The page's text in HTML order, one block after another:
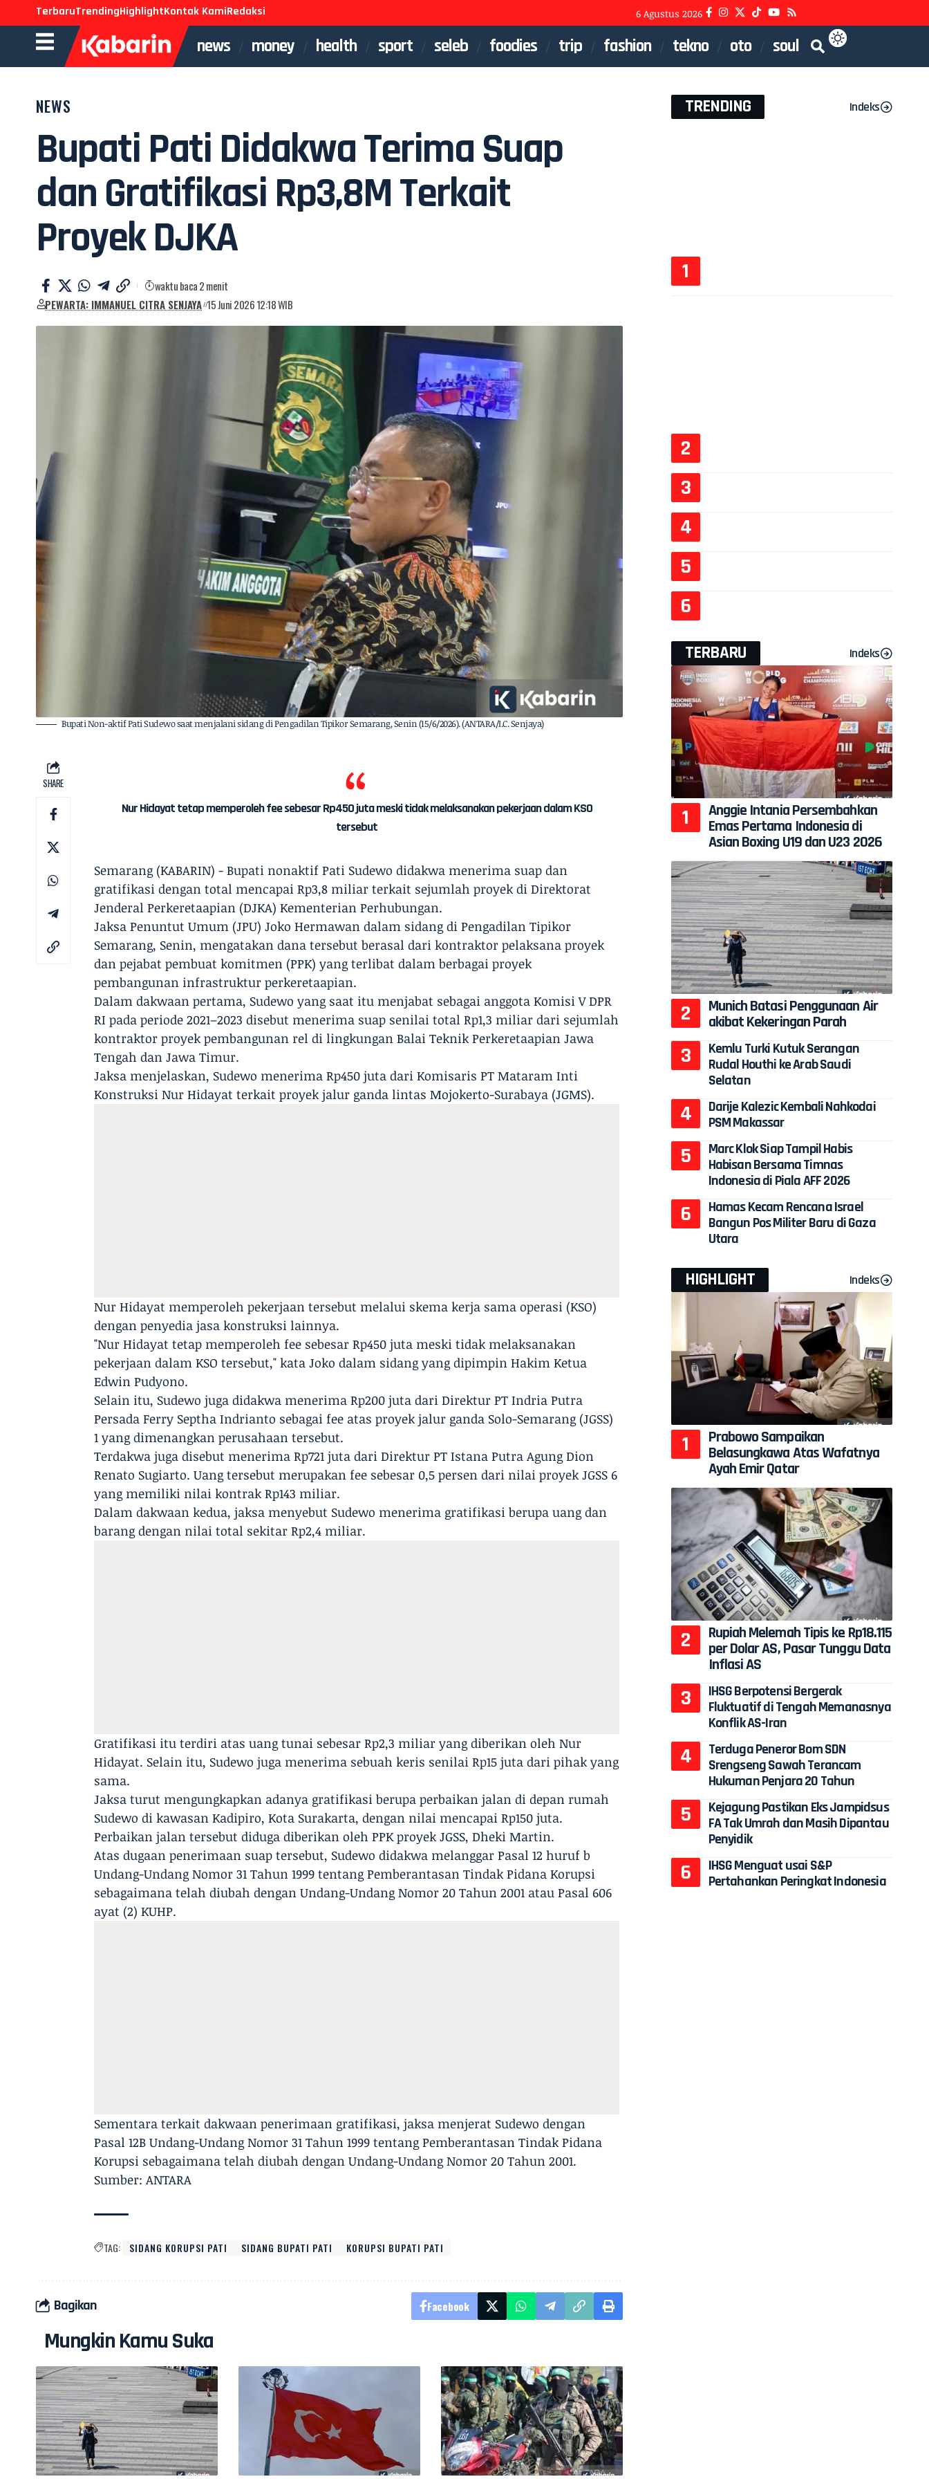
TerbaruTrendingHighlightKontak KamiRedaksi 6 Agustus 2026
news money health sport seleb foodies trip fashion tekno oto soul
NEWS
Bupati Pati Didakwa Terima Suap
dan Gratifikasi Rp3,8M Terkait
Proyek DJKA
PEWARTA: IMMANUEL CITRA SENJAYA 15 Juni 2026 12:18 WIB
waktu baca 2 menit
Bupati Non-aktif Pati Sudewo saat menjalani sidang di Pengadilan Tipikor Semarang, Senin (15/6/2026). (ANTARA/I.C. Senjaya)
SHARE
Nur Hidayat tetap memperoleh fee sebesar Rp450 juta meski tidak melaksanakan pekerjaan dalam KSO
tersebut
Semarang (KABARIN) - Bupati nonaktif Pati Sudewo didakwa menerima suap dan
gratifikasi dengan total mencapai Rp3,8 miliar terkait sejumlah proyek di Direktorat
Jenderal Perkeretaapian (DJKA) Kementerian Perhubungan.
Jaksa Penuntut Umum (JPU) Joko Hermawan dalam sidang di Pengadilan Tipikor
Semarang, Senin, mengatakan dana tersebut berasal dari kontraktor pelaksana proyek
dan pejabat pembuat komitmen (PPK) yang terlibat dalam berbagai proyek
pembangunan infrastruktur perkeretaapian.
Dalam dakwaan pertama, Sudewo yang saat itu menjabat sebagai anggota Komisi V DPR
RI pada periode 2021–2023 disebut menerima suap senilai total Rp1,3 miliar dari sejumlah
kontraktor proyek pembangunan rel di lingkungan Balai Teknik Perkeretaapian Jawa
Tengah dan Jawa Timur.
Jaksa menjelaskan, Sudewo menerima Rp450 juta dari Komisaris PT Mataram Inti
Konstruksi Nur Hidayat terkait proyek jalur ganda lintas Mojokerto-Surabaya (JGMS).
Nur Hidayat memperoleh pekerjaan tersebut melalui skema kerja sama operasi (KSO)
dengan penyedia jasa konstruksi lainnya.
"Nur Hidayat tetap memperoleh fee sebesar Rp450 juta meski tidak melaksanakan
pekerjaan dalam KSO tersebut," kata Joko dalam sidang yang dipimpin Hakim Ketua
Edwin Pudyono.
Selain itu, Sudewo juga didakwa menerima Rp200 juta dari Direktur PT Indria Putra
Persada Ferry Septha Indrianto sebagai fee atas proyek jalur ganda Solo-Semarang (JGSS)
1 yang dimenangkan perusahaan tersebut.
Terdakwa juga disebut menerima Rp721 juta dari Direktur PT Istana Putra Agung Dion
Renato Sugiarto. Uang tersebut merupakan fee sebesar 0,5 persen dari nilai proyek JGSS 6
yang memiliki nilai kontrak Rp143 miliar.
Dalam dakwaan kedua, jaksa menyebut Sudewo menerima gratifikasi berupa uang dan
barang dengan nilai total sekitar Rp2,4 miliar.
Gratifikasi itu terdiri atas uang tunai sebesar Rp2,3 miliar yang diberikan oleh Nur
Hidayat. Selain itu, Sudewo juga menerima sebuah keris senilai Rp15 juta dari pihak yang
sama.
Jaksa turut mengungkapkan adanya gratifikasi berupa perbaikan jalan di depan rumah
Sudewo di kawasan Kadipiro, Kota Surakarta, dengan nilai mencapai Rp150 juta.
Perbaikan jalan tersebut diduga diberikan oleh PPK proyek JGSS, Dheki Martin.
Atas dugaan penerimaan suap tersebut, Sudewo didakwa melanggar Pasal 12 huruf b
Undang-Undang Nomor 31 Tahun 1999 tentang Pemberantasan Tindak Pidana Korupsi
sebagaimana telah diubah dengan Undang-Undang Nomor 20 Tahun 2001 atau Pasal 606
ayat (2) KUHP.
Sementara terkait dakwaan penerimaan gratifikasi, jaksa menjerat Sudewo dengan
Pasal 12B Undang-Undang Nomor 31 Tahun 1999 tentang Pemberantasan Tindak Pidana
Korupsi sebagaimana telah diubah dengan Undang-Undang Nomor 20 Tahun 2001.
Sumber: ANTARA
TAG: SIDANG KORUPSI PATI SIDANG BUPATI PATI KORUPSI BUPATI PATI
Bagikan Facebook
Mungkin Kamu Suka
TRENDING Indeks
TERBARU Indeks
Anggie Intania Persembahkan
Emas Pertama Indonesia di
Asian Boxing U19 dan U23 2026
Munich Batasi Penggunaan Air
akibat Kekeringan Parah
Kemlu Turki Kutuk Serangan
Rudal Houthi ke Arab Saudi
Selatan
Darije Kalezic Kembali Nahkodai
PSM Makassar
Marc Klok Siap Tampil Habis
Habisan Bersama Timnas
Indonesia di Piala AFF 2026
Hamas Kecam Rencana Israel
Bangun Pos Militer Baru di Gaza
Utara
HIGHLIGHT Indeks
Prabowo Sampaikan
Belasungkawa Atas Wafatnya
Ayah Emir Qatar
Rupiah Melemah Tipis ke Rp18.115
per Dolar AS, Pasar Tunggu Data
Inflasi AS
IHSG Berpotensi Bergerak
Fluktuatif di Tengah Memanasnya
Konflik AS-Iran
Terduga Peneror Bom SDN
Srengseng Sawah Terancam
Hukuman Penjara 20 Tahun
Kejagung Pastikan Eks Jampidsus
FA Tak Umrah dan Masih Dipantau
Penyidik
IHSG Menguat usai S&P
Pertahankan Peringkat Indonesia